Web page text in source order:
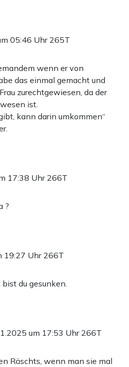
05:46 Uhr 265T
wenn er von
das einmal gemacht und
zurechtgewiesen, da der
ist.
kann darin umkommen“
17:38 Uhr 266T
?
19:27 Uhr 266T
du gesunken.
um 17:53 Uhr 266T
Räschts, wenn man sie mal